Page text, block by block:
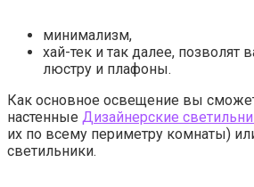
минимализм,
хай-тек и так далее, позволят
люстру и плафоны.
Как основное освещение вы
настенные Дизайнерские
их по всему периметру комнаты)
светильники.